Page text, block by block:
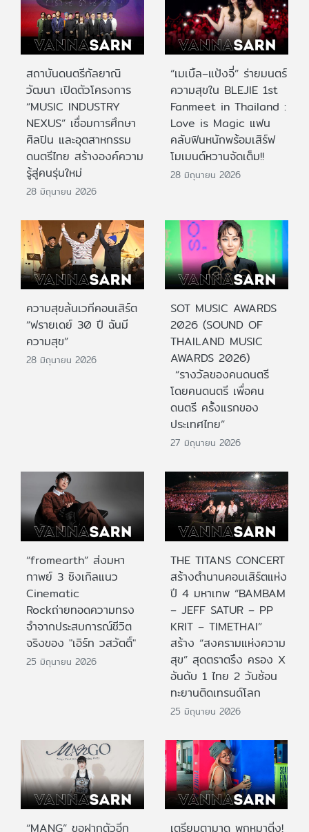
สถาบันดนตรีกัลยาณิ
วัฒนา เปิดตัวโครงการ
“MUSIC INDUSTRY
NEXUS” เชื่อมการศึกษา
ศิลปิน และอุตสาหกรรม
ดนตรีไทย สร้างองค์ความ
รู้สู่คนรุ่นใหม่
28 มิถุนายน 2026
“เมเบิ้ล–แป้งจี่” ร่ายมนตร์
ความสุขใน BLEJIE 1st
Fanmeet in Thailand :
Love is Magic แฟน
คลับฟินหนักพร้อมเสิร์ฟ
โมเมนต์หวานจัดเต็ม!!
28 มิถุนายน 2026
ความสุขล้นเวทีคอนเสิร์ต
“ฟรายเดย์ 30 ปี ฉันมี
ความสุข”
28 มิถุนายน 2026
SOT MUSIC AWARDS
2026 (SOUND OF
THAILAND MUSIC
AWARDS 2026)
“รางวัลของคนดนตรี
โดยคนดนตรี เพื่อคน
ดนตรี ครั้งแรกของ
ประเทศไทย”
27 มิถุนายน 2026
“fromearth” ส่งมหา
กาพย์ 3 ซิงเกิลแนว
Cinematic
Rockถ่ายทอดความทรง
จำจากประสบการณ์ชีวิต
จริงของ "เอิร์ท วสวัตติ์"
25 มิถุนายน 2026
THE TITANS CONCERT
สร้างตำนานคอนเสิร์ตแห่ง
ปี 4 มหาเทพ “BAMBAM
– JEFF SATUR – PP
KRIT – TIMETHAI”
สร้าง “สงครามแห่งความ
สุข” สุดตราตรึง ครอง X
อันดับ 1 ไทย 2 วันซ้อน
ทะยานติดเทรนด์โลก
25 มิถุนายน 2026
“MANG” ขอฝากตัวอีก
เตรียมตามาดู พกหูมาติ่ง!